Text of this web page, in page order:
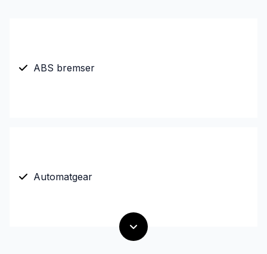
ABS bremser
Automatgear